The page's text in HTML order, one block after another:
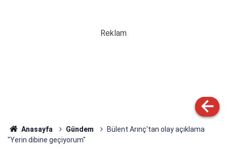
Anasayfa Gündem
Bülent Arınç'tan olay açıklama
"Yerin dibine geçiyorum"